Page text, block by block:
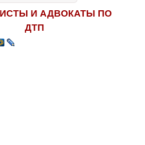
И АДВОКАТЫ ПО
ДТП